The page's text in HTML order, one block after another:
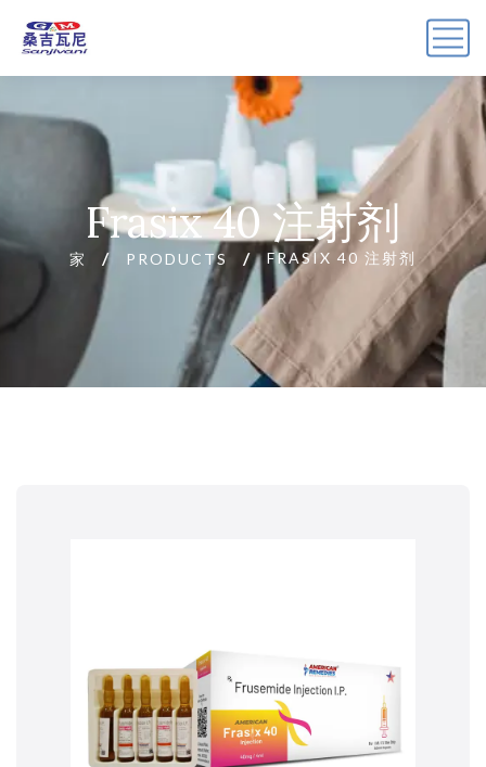
Frasix 40 注射剂
家 PRODUCTS FRASIX 40 注射剂